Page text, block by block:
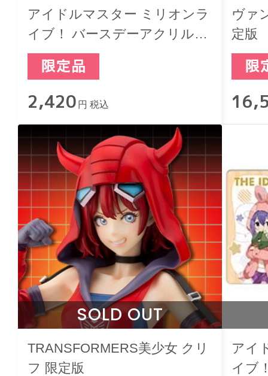
アイドルマスター ミリオンラ
イブ！ バースデーアクリルジ
オラマスタンド ジュリア
2,420 円 税込
ヴァ
定版
SOLD OUT
TRANSFORMERS美少女 クリ
フ 限定版
アイ
イブ